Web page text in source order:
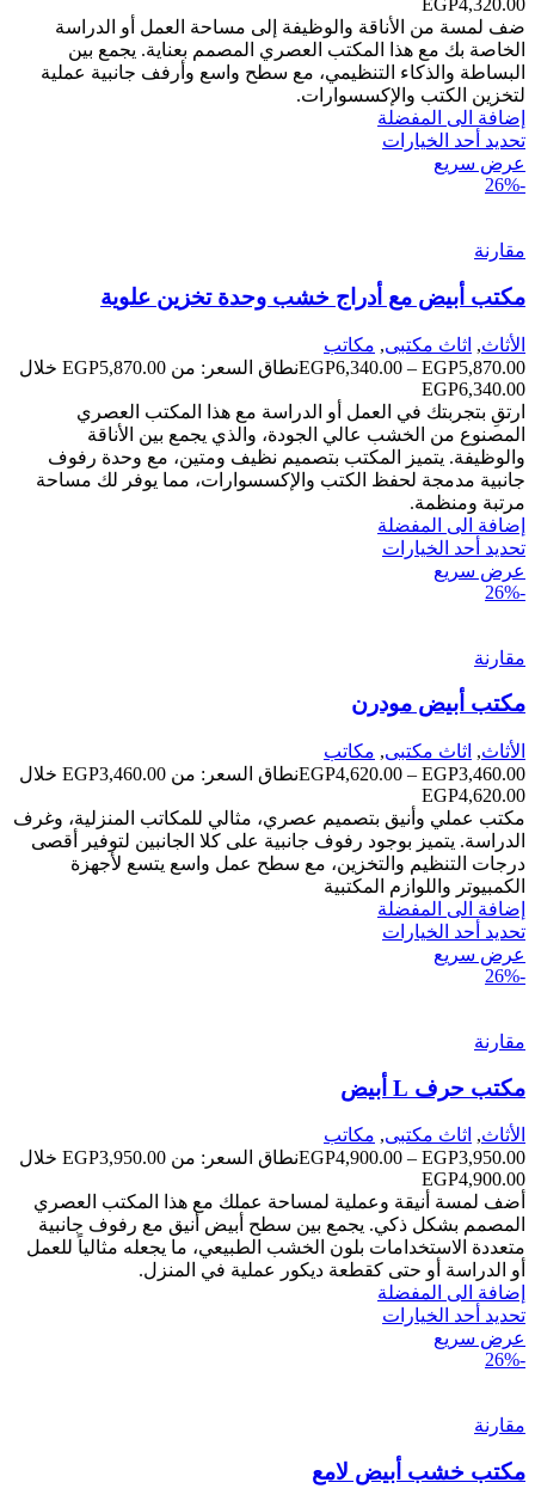
ضف لمسة من الأناقة والوظيفة إلى مساحة العمل أو الدراسة
الخاصة بك مع هذا المكتب العصري المصمم بعناية. يجمع بين
البساطة والذكاء التنظيمي، مع سطح واسع وأرفف جانبية عملية
لتخزين الكتب والإكسسوارات.
إضافة الى المفضلة
تحديد أحد الخيارات
عرض سريع
-26%
مقارنة
مكتب أبيض مع أدراج خشب وحدة تخزين علوية
الأثاث, اثاث مكتبى, مكاتب
EGP5,870.00
–
EGP6,340.00
نطاق السعر: من ⁦EGP5,870.00⁩ خلال
ارتقِ بتجربتك في العمل أو الدراسة مع هذا المكتب العصري
المصنوع من الخشب عالي الجودة، والذي يجمع بين الأناقة
والوظيفة. يتميز المكتب بتصميم نظيف ومتين، مع وحدة رفوف
جانبية مدمجة لحفظ الكتب والإكسسوارات، مما يوفر لك مساحة
مرتبة ومنظمة.
إضافة الى المفضلة
تحديد أحد الخيارات
عرض سريع
-26%
مقارنة
مكتب أبيض مودرن
الأثاث, اثاث مكتبى, مكاتب
EGP3,460.00
–
EGP4,620.00
نطاق السعر: من ⁦EGP3,460.00⁩ خلال
مكتب عملي وأنيق بتصميم عصري، مثالي للمكاتب المنزلية، وغرف
الدراسة. يتميز بوجود رفوف جانبية على كلا الجانبين لتوفير أقصى
درجات التنظيم والتخزين، مع سطح عمل واسع يتسع لأجهزة
الكمبيوتر واللوازم المكتبية
إضافة الى المفضلة
تحديد أحد الخيارات
عرض سريع
-26%
مقارنة
مكتب حرف L أبيض
الأثاث, اثاث مكتبى, مكاتب
EGP3,950.00
–
EGP4,900.00
نطاق السعر: من ⁦EGP3,950.00⁩ خلال
أضف لمسة أنيقة وعملية لمساحة عملك مع هذا المكتب العصري
المصمم بشكل ذكي. يجمع بين سطح أبيض أنيق مع رفوف جانبية
متعددة الاستخدامات بلون الخشب الطبيعي، ما يجعله مثالياً للعمل
أو الدراسة أو حتى كقطعة ديكور عملية في المنزل.
إضافة الى المفضلة
تحديد أحد الخيارات
عرض سريع
-26%
مقارنة
مكتب خشب أبيض لامع